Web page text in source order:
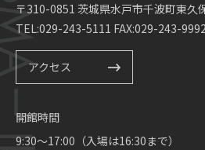
〒310-0851 茨城県水戸市千波町東久
TEL:029-243-5111 FAX:029-243-9992
アクセス
開館時間
9:30～17:00（入場は16:30まで）